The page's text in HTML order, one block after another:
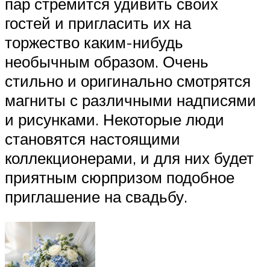
гостей и пригласить их на
торжество каким-нибудь
необычным образом. Очень
стильно и оригинально смотрятся
магниты с различными надписями
и рисунками. Некоторые люди
становятся настоящими
коллекционерами, и для них будет
приятным сюрпризом подобное
приглашение на свадьбу.